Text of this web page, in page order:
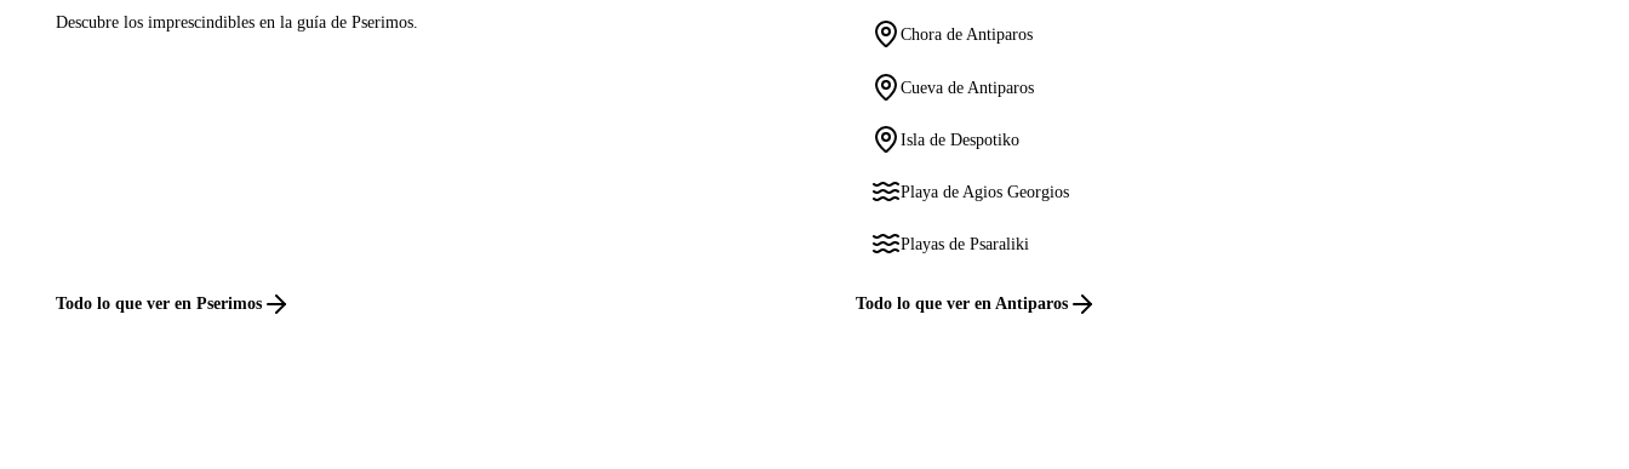
Descubre los imprescindibles en la guía de Pserimos.
Todo lo que ver en Pserimos
Chora de Antiparos
Cueva de Antiparos
Isla de Despotiko
Playa de Agios Georgios
Playas de Psaraliki
Todo lo que ver en Antiparos